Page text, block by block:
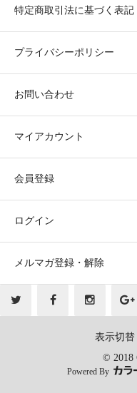
特定商取引法に基づく表記
プライバシーポリシー
お問い合わせ
マイアカウント
会員登録
ログイン
メルマガ登録・解除
表示切替
© 2018
Powered By